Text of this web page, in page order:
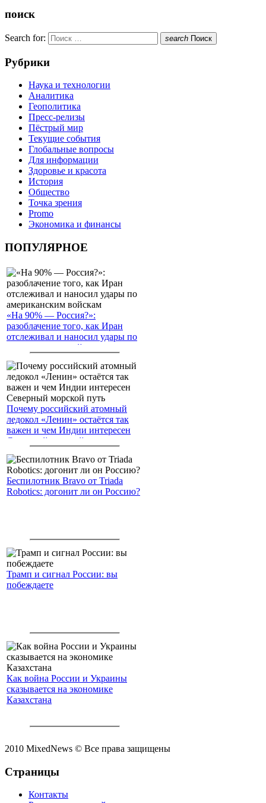
поиск
Search for: search Поиск
Рубрики
Наука и технологии
Аналитика
Геополитика
Пресс-релизы
Пёстрый мир
Текущие события
Глобальные вопросы
Для информации
Здоровье и красота
История
Общество
Точка зрения
Promo
Экономика и финансы
ПОПУЛЯРНОЕ
«На 90% — Россия?»:
разоблачение того, как Иран
отслеживал и наносил удары по
американским войскам
Почему российский атомный
ледокол «Ленин» остаётся так
важен и чем Индии интересен
Северный морской путь
Беспилотник Bravo от Triada
Robotics: догонит ли он Россию?
Трамп и сигнал России: вы
побеждаете
Как война России и Украины
сказывается на экономике
Казахстана
2010 MixedNews © Все права защищены
Страницы
Контакты